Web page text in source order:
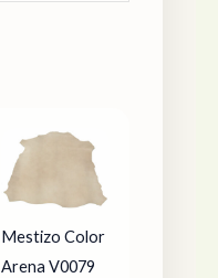
Mestizo Color
Arena V0079